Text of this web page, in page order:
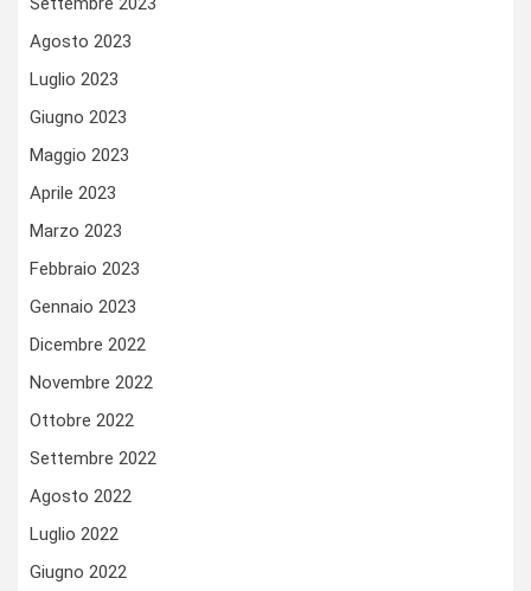
Agosto 2023
Luglio 2023
Giugno 2023
Maggio 2023
Aprile 2023
Marzo 2023
Febbraio 2023
Gennaio 2023
Dicembre 2022
Novembre 2022
Ottobre 2022
Settembre 2022
Agosto 2022
Luglio 2022
Giugno 2022